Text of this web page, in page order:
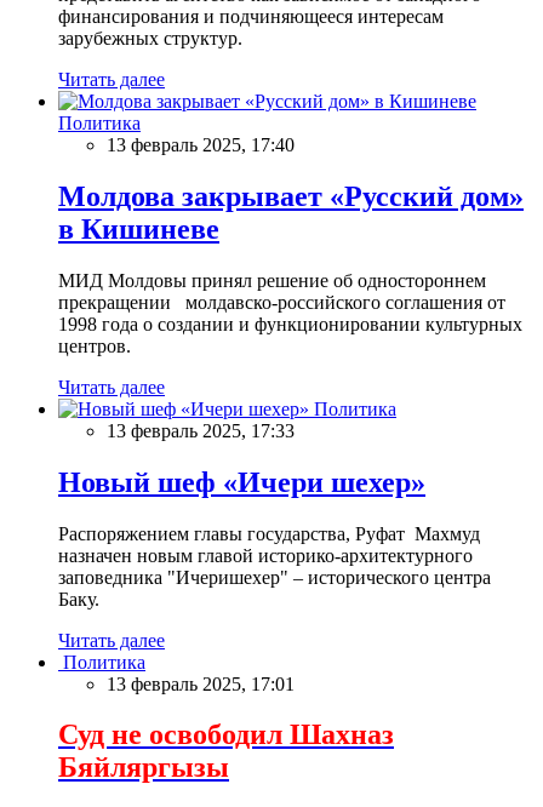
финансирования и подчиняющееся интересам
зарубежных структур.
Читать далее
Политика
13 февраль 2025, 17:40
Молдова закрывает «Русский дом»
в Кишиневе
МИД Молдовы принял решение об одностороннем
прекращении молдавско-российского соглашения от
1998 года о создании и функционировании культурных
центров.
Читать далее
Политика
13 февраль 2025, 17:33
Новый шеф «Ичери шехер»
Распоряжением главы государства, Руфат Махмуд
назначен новым главой историко-архитектурного
заповедника "Ичеришехер" – исторического центра
Баку.
Читать далее
Политика
13 февраль 2025, 17:01
Суд не освободил Шахназ
Бяйляргызы